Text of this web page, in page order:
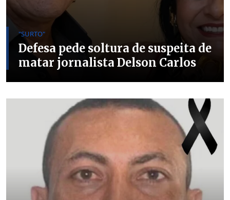
"SURTO"
Defesa pede soltura de suspeita de
matar jornalista Delson Carlos